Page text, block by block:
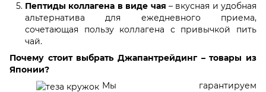
Пептиды коллагена в виде чая – вкусная и удобная
альтернатива для ежедневного приема,
сочетающая пользу коллагена с привычкой пить
чай.
Почему стоит выбрать Джапантрейдинг – товары из
Японии?
Мы гарантируем